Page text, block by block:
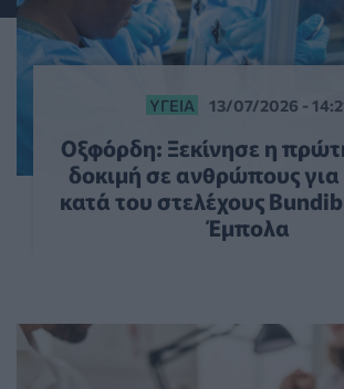
ΥΓΕΊΑ 13/07/2026 -
Οξφόρδη: Ξεκίνησε η
δοκιμή σε ανθρώπους για
κατά του στελέχους
Έμπολα